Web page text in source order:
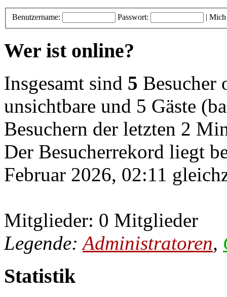
Benutzername: Passwort: | Mich
Wer ist online?
Insgesamt sind 5 Besucher
unsichtbare und 5 Gäste
Besuchern der letzten 2
Der Besucherrekord liegt
Februar 2026, 02:11
Mitglieder: 0 Mitglieder
Legende:Administratoren,
Statistik